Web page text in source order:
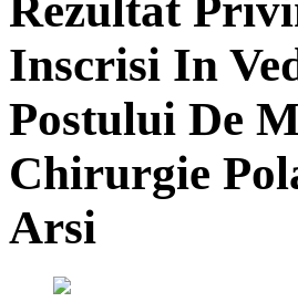
Rezultat
Inscrisi In
Postului De
Chirurgie
Arsi